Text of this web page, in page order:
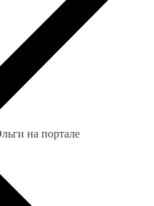
на портале